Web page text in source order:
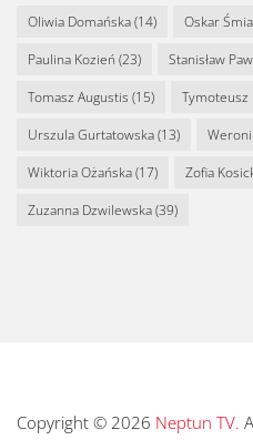
Oliwia Domańska(14) Oskar
Paulina Kozień (23) Stanisław
Tomasz Augustis (15)
Urszula Gurtatowska(13)
Wiktoria Ożańska(17) Zofia
Zuzanna Dzwilewska(39)
Copyright © 2026 Neptun TV.